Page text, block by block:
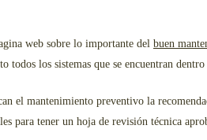
web sobre lo importante del buen
todos los sistemas que se encuentran
el mantenimiento preventivo la
para tener un hoja de revisión técnica